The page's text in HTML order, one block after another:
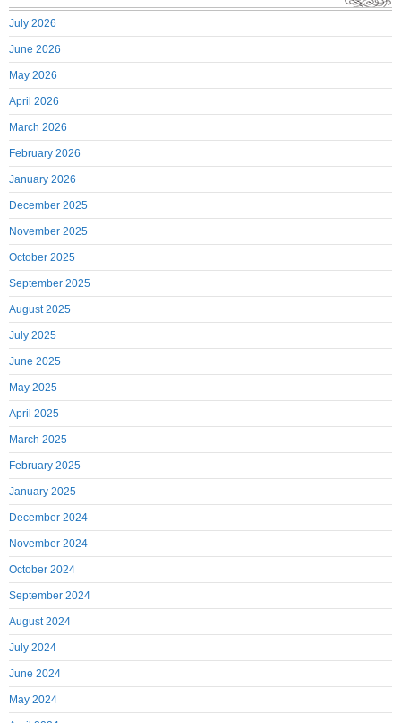
July 2026
June 2026
May 2026
April 2026
March 2026
February 2026
January 2026
December 2025
November 2025
October 2025
September 2025
August 2025
July 2025
June 2025
May 2025
April 2025
March 2025
February 2025
January 2025
December 2024
November 2024
October 2024
September 2024
August 2024
July 2024
June 2024
May 2024